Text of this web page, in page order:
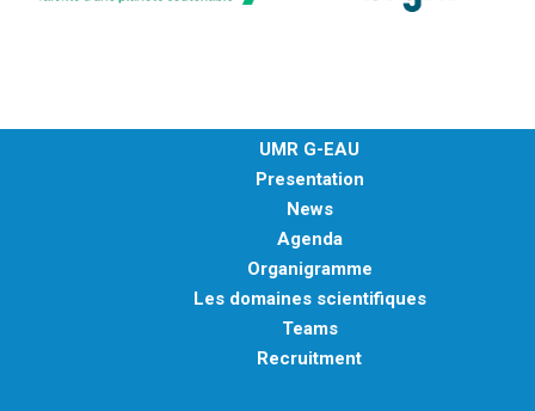
UMR G-EAU
Presentation
News
Agenda
Organigramme
Les domaines scientifiques
Teams
Recruitment